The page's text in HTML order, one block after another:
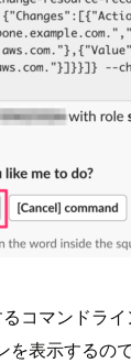
コマンドラ
を表示するの